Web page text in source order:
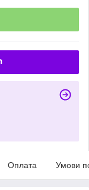
Оплата Умови